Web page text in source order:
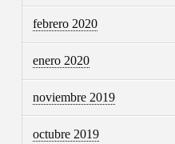
febrero 2020
enero 2020
noviembre 2019
octubre 2019